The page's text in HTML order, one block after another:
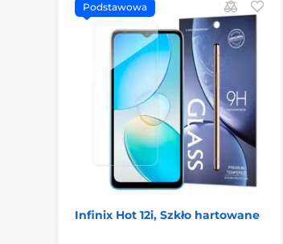
Podstawowa
Infinix Hot 12i, Szkło hartowane